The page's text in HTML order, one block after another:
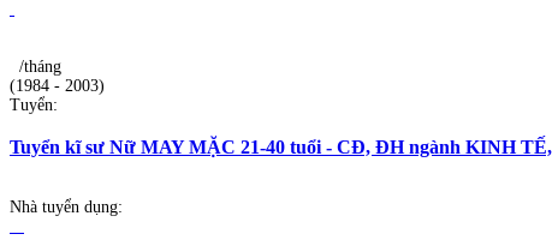
/tháng
(1984 - 2003)
Tuyển:
Tuyển kĩ sư Nữ MAY MẶC 21-40 tuổi - CĐ, ĐH ngành KINH
Nhà tuyển dụng: